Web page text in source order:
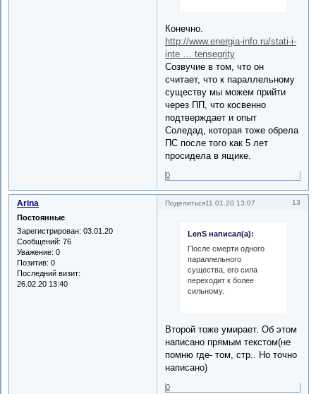
Конечно.
http://www.energia-info.ru/stati-i-
inte … tensegrity
Созвучие в том, что он
считает, что к параллельному
существу мы можем прийти
через ПП, что косвенно
подтверждает и опыт
Соледад, которая тоже обрела
ПС после того как 5 лет
просидела в ящике.
0
Поделиться 13
11.01.20 13:07
Arina
Постоянные
Зарегистрирован: 03.01.20
Сообщений: 76
Уважение: 0
Позитив: 0
Последний визит:
26.02.20 13:40
LenS написал(а):
После смерти одного
параллельного
существа, его сила
переходит к более
сильному.
Второй тоже умирает. Об этом
написано прямым текстом(не
помню где- том, стр.. Но точно
написано)
0